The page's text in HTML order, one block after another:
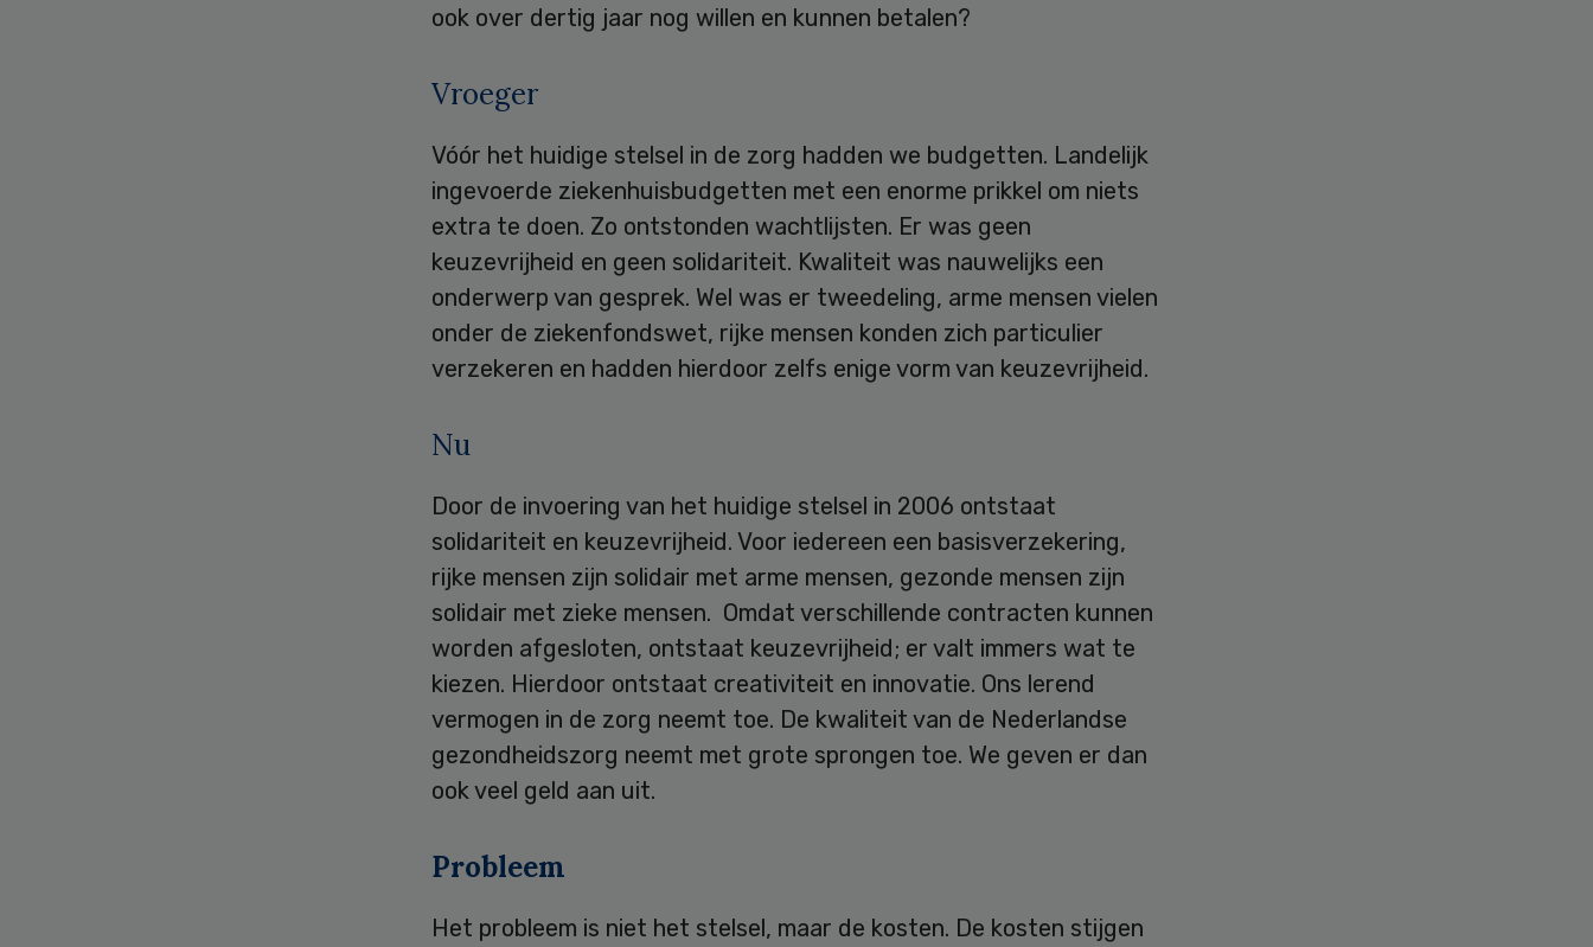
ook over dertig jaar nog willen en kunnen betalen?
Vroeger
Vóór het huidige stelsel in de zorg hadden we budgetten. Landelijk
ingevoerde ziekenhuisbudgetten met een enorme prikkel om niets
extra te doen. Zo ontstonden wachtlijsten. Er was geen
keuzevrijheid en geen solidariteit. Kwaliteit was nauwelijks een
onderwerp van gesprek. Wel was er tweedeling, arme mensen vielen
onder de ziekenfondswet, rijke mensen konden zich particulier
verzekeren en hadden hierdoor zelfs enige vorm van keuzevrijheid.
Nu
Door de invoering van het huidige stelsel in 2006 ontstaat
solidariteit en keuzevrijheid. Voor iedereen een basisverzekering,
rijke mensen zijn solidair met arme mensen, gezonde mensen zijn
solidair met zieke mensen. Omdat verschillende contracten kunnen
worden afgesloten, ontstaat keuzevrijheid; er valt immers wat te
kiezen. Hierdoor ontstaat creativiteit en innovatie. Ons lerend
vermogen in de zorg neemt toe. De kwaliteit van de Nederlandse
gezondheidszorg neemt met grote sprongen toe. We geven er dan
ook veel geld aan uit.
Probleem
Het probleem is niet het stelsel, maar de kosten. De kosten stijgen